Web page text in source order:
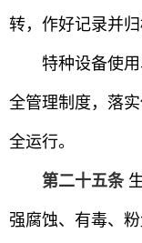
转，作好记录并
特种设备使用
全管理制度，落
全运行。
第二十五条
强腐蚀、有毒、